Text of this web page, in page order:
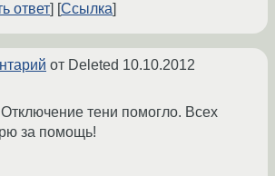
ответ
Ссылка
от Deleted 10.10.2012
Отключение тени помогло. Всех
за помощь!